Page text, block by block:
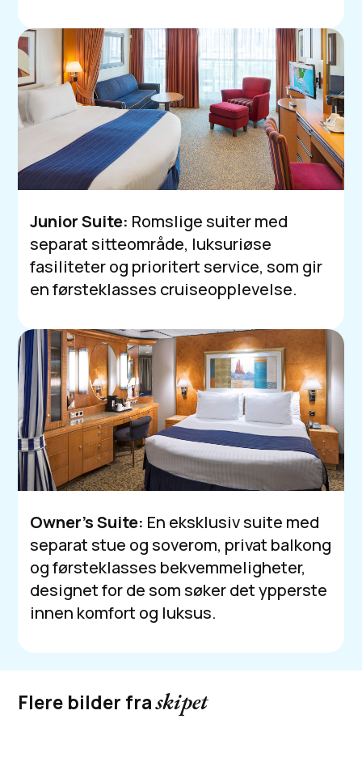
Junior Suite: Romslige suiter med
separat sitteområde, luksuriøse
fasiliteter og prioritert service, som gir
en førsteklasses cruiseopplevelse.
Owner’s Suite: En eksklusiv suite med
separat stue og soverom, privat balkong
og førsteklasses bekvemmeligheter,
designet for de som søker det ypperste
innen komfort og luksus.
Flere bilder fraskipet